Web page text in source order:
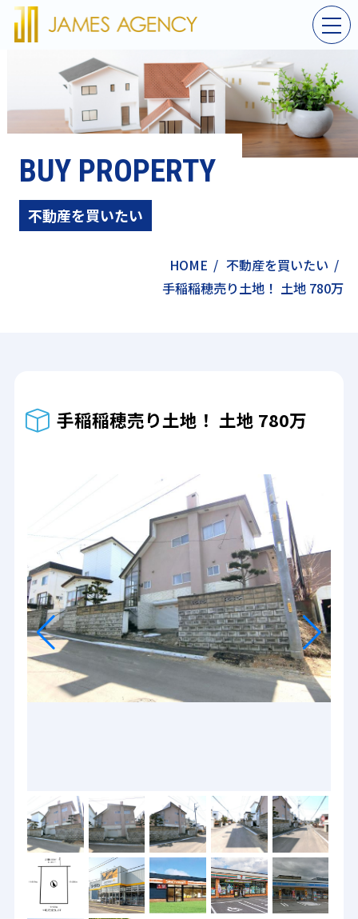
BUY PROPERTY
不動産を買いたい
HOME / 不動産を買いたい /
手稲稲穂売り土地！ 土地 780万
手稲稲穂売り土地！ 土地 780万